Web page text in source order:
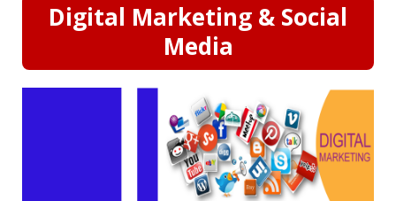
Digital Marketing & Social
Media